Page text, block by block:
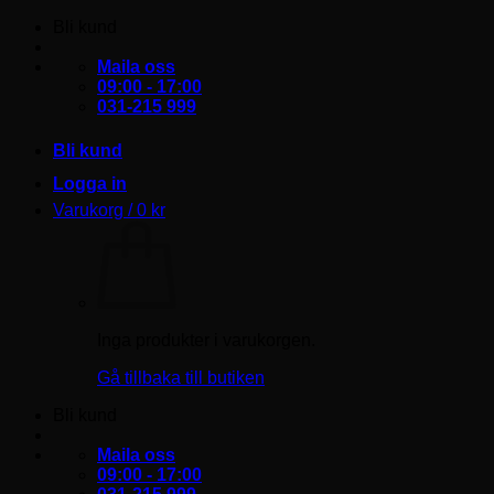
Maila oss
09:00 - 17:00
031-215 999
Bli kund
Logga in
Varukorg /0 kr
Gå tillbaka till butiken
Maila oss
09:00 - 17:00